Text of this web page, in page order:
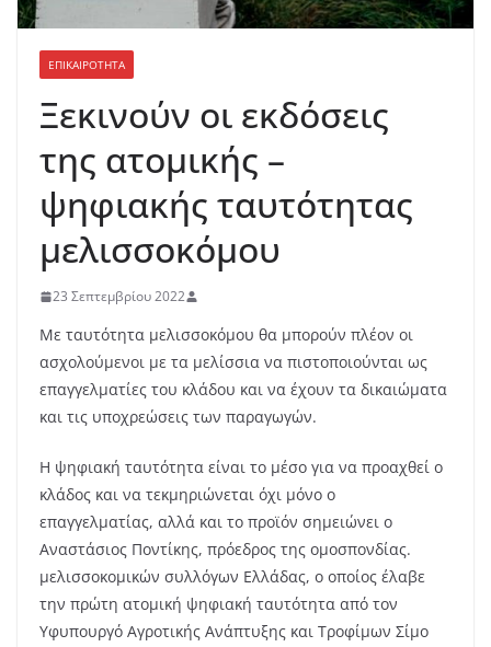
ΕΠΙΚΑΙΡΟΤΗΤΑ
Ξεκινούν οι εκδόσεις
της ατομικής –
ψηφιακής ταυτότητας
μελισσοκόμου
23 Σεπτεμβρίου 2022
Με ταυτότητα μελισσοκόμου θα μπορούν πλέον οι
ασχολούμενοι με τα μελίσσια να πιστοποιούνται ως
επαγγελματίες του κλάδου και να έχουν τα δικαιώματα
και τις υποχρεώσεις των παραγωγών.
Η ψηφιακή ταυτότητα είναι το μέσο για να προαχθεί ο
κλάδος και να τεκμηριώνεται όχι μόνο ο
επαγγελματίας, αλλά και το προϊόν σημειώνει ο
Αναστάσιος Ποντίκης, πρόεδρος της ομοσπονδίας.
μελισσοκομικών συλλόγων Ελλάδας, ο οποίος έλαβε
την πρώτη ατομική ψηφιακή ταυτότητα από τον
Υφυπουργό Αγροτικής Ανάπτυξης και Τροφίμων Σίμο